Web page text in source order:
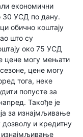
економични
30 УСД по дану.
обично коштају
што су
око 75 УСД
цене могу мењати
цене могу
тога, неке
попусте за
Такође је
за изнајмљивање
и кредитну